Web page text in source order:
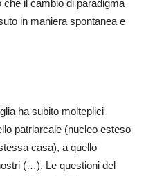
il cambio di paradigma
in maniera spontanea e
ha subito molteplici
patriarcale (nucleo esteso
casa), a quello
(…). Le questioni del